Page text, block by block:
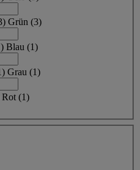
) Grün (3)
) Blau (1)
) Grau (1)
Rot (1)